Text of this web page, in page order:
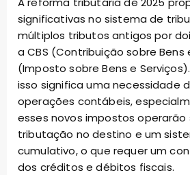
significativas no sistema de
múltiplos tributos antigos por
a CBS (Contribuição sobre Bens
(Imposto sobre Bens e
isso significa uma necessidade
operações contábeis,
esses novos impostos operarão
tributação no destino e um
cumulativo, o que requer um
dos créditos e débitos fiscais.